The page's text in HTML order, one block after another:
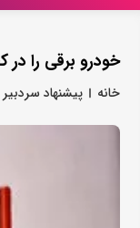
خودرو برقی را در
خانه پیشنهاد سردبیر